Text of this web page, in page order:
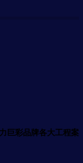
巨彩品牌各大工程案